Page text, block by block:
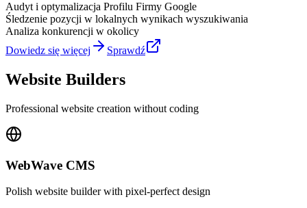
Audyt i optymalizacja Profilu Firmy Google
Śledzenie pozycji w lokalnych wynikach wyszukiwania
Analiza konkurencji w okolicy
Dowiedz się więcej
Sprawdź
Website Builders
Professional website creation without coding
WebWave CMS
Polish website builder with pixel-perfect design